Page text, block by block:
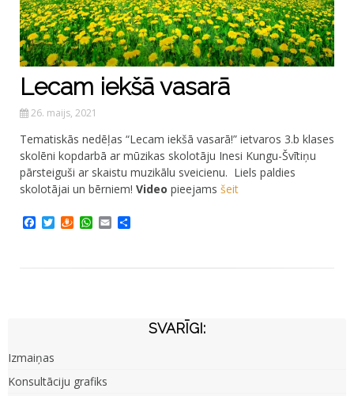
Lecam iekšā vasarā
26. maijs, 2021
Tematiskās nedēļas “Lecam iekšā vasarā!” ietvaros 3.b klases
skolēni kopdarbā ar mūzikas skolotāju Inesi Kungu-Švītiņu
pārsteiguši ar skaistu muzikālu sveicienu. Liels paldies
skolotājai un bērniem! Video pieejams šeit
Facebook
TwitterDraugiem
WhatsApp
Email
SVARĪGI:
Izmaiņas
Konsultāciju grafiks